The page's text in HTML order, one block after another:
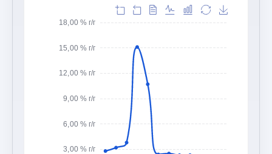
3,00 % г/г
6,00 % г/г
9,00 % г/г
12,00 % г/г
15,00 % г/г
18,00 % г/г